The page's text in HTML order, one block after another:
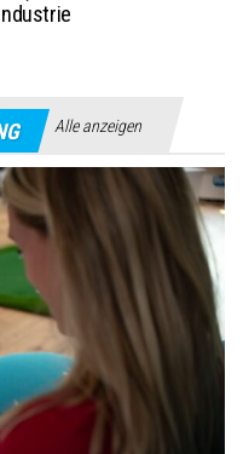
Alle anzeigen